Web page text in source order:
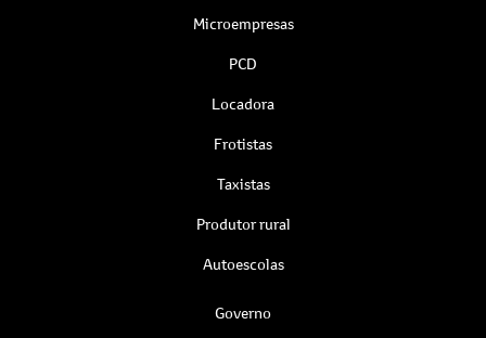
Microempresas
PCD
Locadora
Frotistas
Taxistas
Produtor rural
Autoescolas
Governo